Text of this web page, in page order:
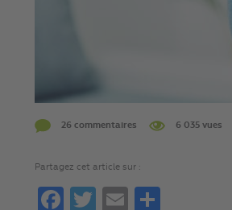
26 commentaires 6 035 vues
Partagez cet article sur :
FacebookTwitterEmail